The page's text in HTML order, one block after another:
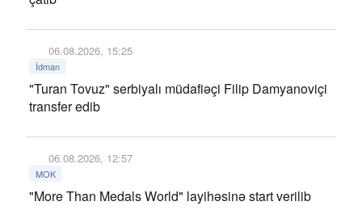
06.08.2026, 15:25
İdman
"Turan Tovuz" serbiyalı müdafiəçi Filip Damyanoviçi
transfer edib
06.08.2026, 12:57
MOK
"More Than Medals World" layihəsinə start verilib